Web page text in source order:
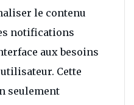
le contenu
notifications
aux besoins
Cette
seulement